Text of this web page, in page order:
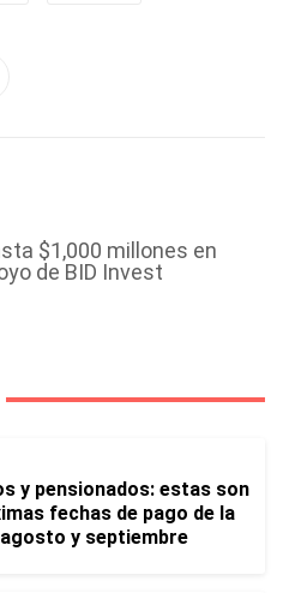
$1,000 millones en
de BID Invest
y pensionados: estas son
fechas de pago de la
agosto y septiembre